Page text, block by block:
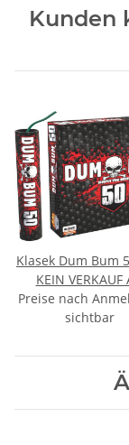
Kunden
Klasek Dum Bum
KEIN VERKAUF
Preise nach
sichtbar